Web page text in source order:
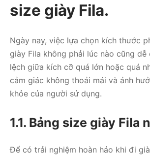
size giày Fila.
Ngày nay, việc lựa chọn kích thước
giày Fila không phải lúc nào cũng dễ
lệch giữa kích cỡ quá lớn hoặc quá
cảm giác không thoải mái và ảnh
khỏe của người sử dụng.
1.1. Bảng size giày Fila
Để có trải nghiệm hoàn hảo khi đi